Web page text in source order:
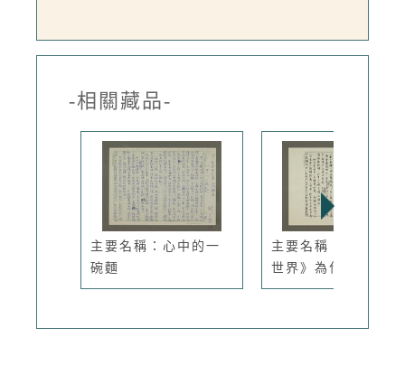
-相關藏品-
主要名稱：心中的一
碗麵
主要名稱：《神秘心
世界》為什...